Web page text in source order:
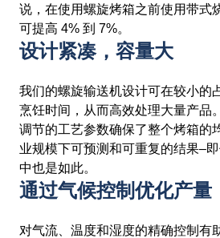
说，在使用螺旋烤箱之前使用带式
可提高 4% 到 7%。
设计紧凑，容量大
我们的螺旋输送机设计可在较小的
烹饪时间，从而高效处理大量产品
调节的工艺参数确保了整个烤箱的
业规模下可预测和可重复的结果–
中也是如此。
通过气候控制优化产量
对气流、温度和湿度的精确控制有